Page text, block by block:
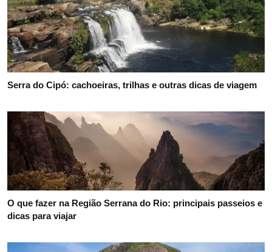
Serra do Cipó: cachoeiras, trilhas e outras dicas de viagem
O que fazer na Região Serrana do Rio: principais passeios e
dicas para viajar